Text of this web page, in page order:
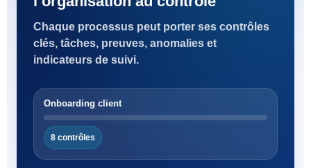
Chaque processus peut porter ses contrôles
clés, tâches, preuves, anomalies et
indicateurs de suivi.
Onboarding client
8 contrôles